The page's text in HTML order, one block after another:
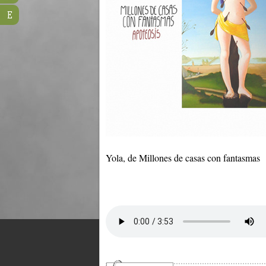
Yola, de Millones de casas con fantasmas
E